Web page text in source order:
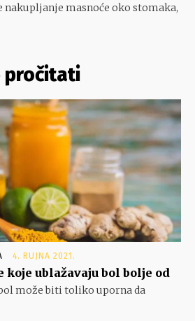
masnoće oko stomaka,
pročitati
4. RUJNA 2021.
ublažavaju bol bolje od
može biti toliko uporna da